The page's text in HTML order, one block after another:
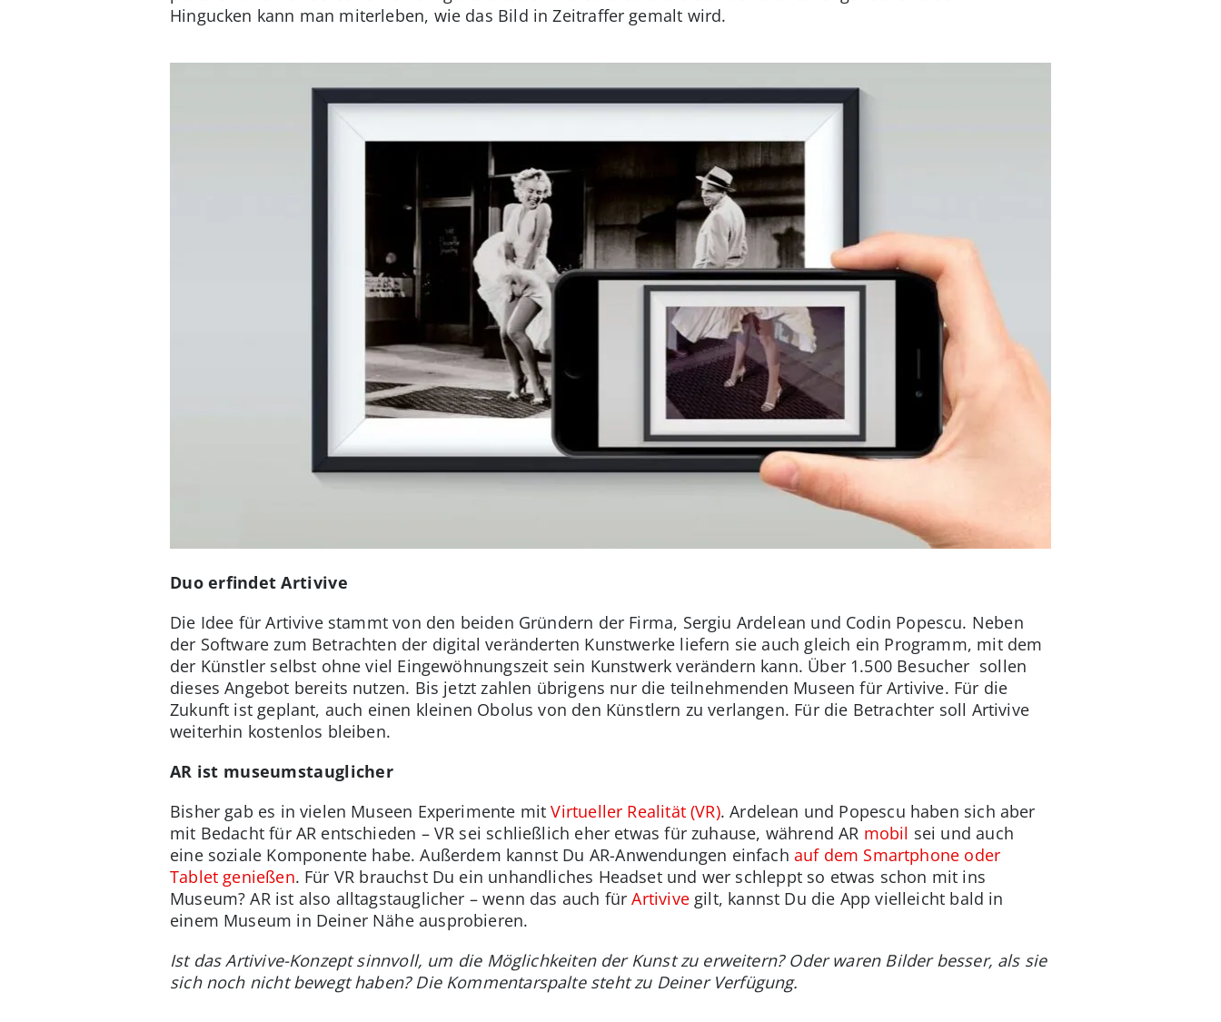
Hingucken kann man miterleben, wie das Bild in Zeitraffer gemalt wird.
Duo erfindet Artivive
Die Idee für Artivive stammt von den beiden Gründern der Firma, Sergiu Ardelean und Codin Popescu. Neben
der Software zum Betrachten der digital veränderten Kunstwerke liefern sie auch gleich ein Programm, mit dem
der Künstler selbst ohne viel Eingewöhnungszeit sein Kunstwerk verändern kann. Über 1.500 Besucher sollen
dieses Angebot bereits nutzen. Bis jetzt zahlen übrigens nur die teilnehmenden Museen für Artivive. Für die
Zukunft ist geplant, auch einen kleinen Obolus von den Künstlern zu verlangen. Für die Betrachter soll Artivive
weiterhin kostenlos bleiben.
AR ist museumstauglicher
Bisher gab es in vielen Museen Experimente mitVirtueller Realität (VR). Ardelean und Popescu haben sich aber
mit Bedacht für AR entschieden – VR sei schließlich eher etwas für zuhause, während AR mobil sei und auch
eine soziale Komponente habe. Außerdem kannst Du AR-Anwendungen einfach auf dem Smartphone oder
Tablet genießen. Für VR brauchst Du ein unhandliches Headset und wer schleppt so etwas schon mit ins
Museum? AR ist also alltagstauglicher – wenn das auch fürArtivivegilt, kannst Du die App vielleicht bald in
einem Museum in Deiner Nähe ausprobieren.
Ist das Artivive-Konzept sinnvoll, um die Möglichkeiten der Kunst zu erweitern? Oder waren Bilder besser, als sie
sich noch nicht bewegt haben? Die Kommentarspalte steht zu Deiner Verfügung.